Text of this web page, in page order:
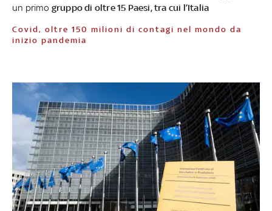
un primo gruppo di oltre 15 Paesi, tra cui l’Italia
Covid, oltre 150 milioni di contagi nel mondo da
inizio pandemia